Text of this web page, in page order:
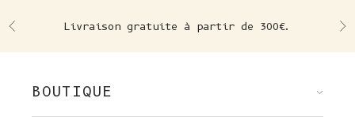
Précédent Livraison gratuite à partir de 300€.
BOUTIQUE